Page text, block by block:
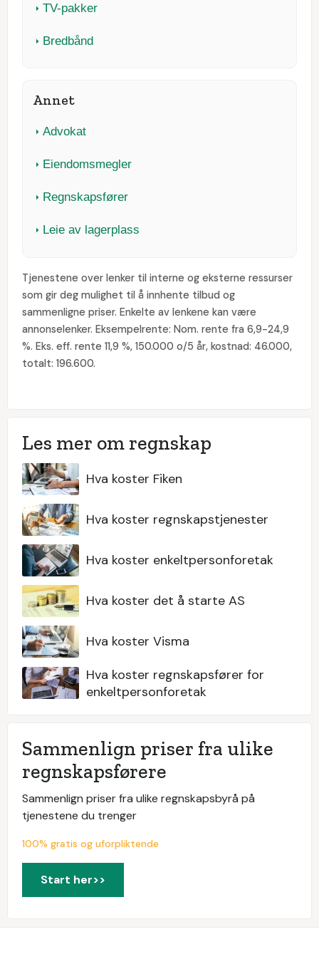
TV-pakker
Bredbånd
Annet
Advokat
Eiendomsmegler
Regnskapsfører
Leie av lagerplass
Tjenestene over lenker til interne og eksterne ressurser
som gir deg mulighet til å innhente tilbud og
sammenligne priser. Enkelte av lenkene kan være
annonselenker. Eksempelrente: Nom. rente fra 6,9-24,9
%. Eks. eff. rente 11,9 %, 150.000 o/5 år, kostnad: 46.000,
totalt: 196.600.
Les mer om regnskap
Hva koster Fiken
Hva koster regnskapstjenester
Hva koster enkeltpersonforetak
Hva koster det å starte AS
Hva koster Visma
Hva koster regnskapsfører for
enkeltpersonforetak
Sammenlign priser fra ulike
regnskapsførere
Sammenlign priser fra ulike regnskapsbyrå på
tjenestene du trenger
100% gratis og uforpliktende
Start her>>